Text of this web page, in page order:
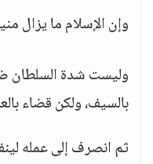
وإن الإسلام ما يزال
وليست شدة السلطان
بالسيف، ولكن قضاء
ثم انصرف إلى عمله